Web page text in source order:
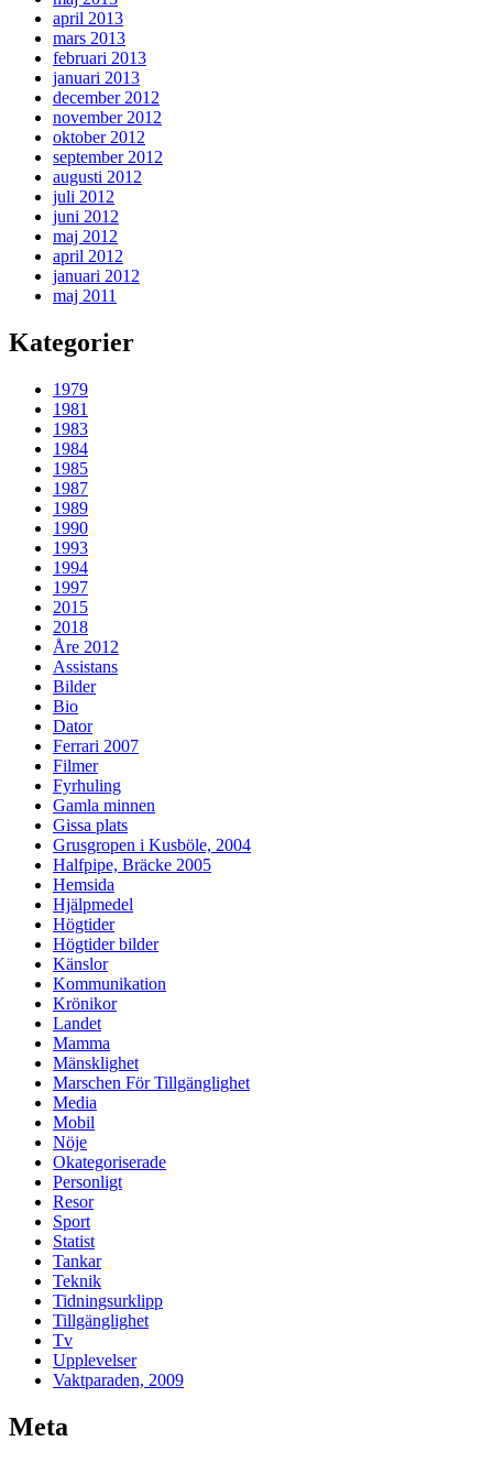
april 2013
mars 2013
februari 2013
januari 2013
december 2012
november 2012
oktober 2012
september 2012
augusti 2012
juli 2012
juni 2012
maj 2012
april 2012
januari 2012
maj 2011
Kategorier
1979
1981
1983
1984
1985
1987
1989
1990
1993
1994
1997
2015
2018
Åre 2012
Assistans
Bilder
Bio
Dator
Ferrari 2007
Filmer
Fyrhuling
Gamla minnen
Gissa plats
Grusgropen i Kusböle, 2004
Halfpipe, Bräcke 2005
Hemsida
Hjälpmedel
Högtider
Högtider bilder
Känslor
Kommunikation
Krönikor
Landet
Mamma
Mänsklighet
Marschen För Tillgänglighet
Media
Mobil
Nöje
Okategoriserade
Personligt
Resor
Sport
Statist
Tankar
Teknik
Tidningsurklipp
Tillgänglighet
Tv
Upplevelser
Vaktparaden, 2009
Meta